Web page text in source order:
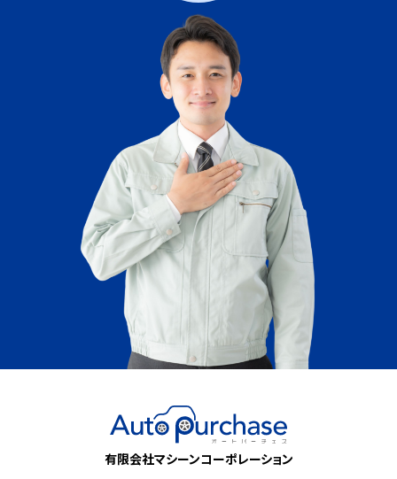
有限会社マシーンコーポレーション